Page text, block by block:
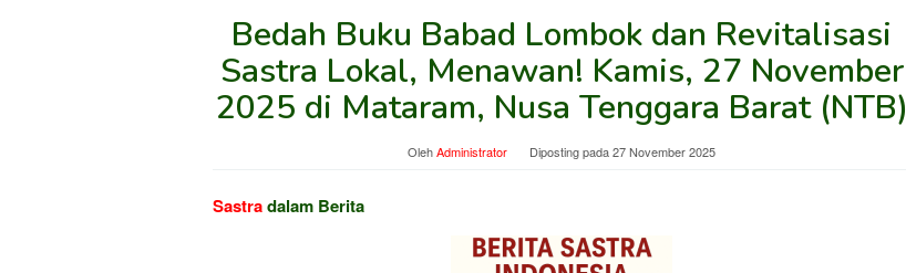
Bedah Buku Babad Lombok dan Revitalisasi
Sastra Lokal, Menawan! Kamis, 27 November
2025 di Mataram, Nusa Tenggara Barat (NTB)
OlehAdministrator Diposting pada27 November 2025
Sastradalam Berita